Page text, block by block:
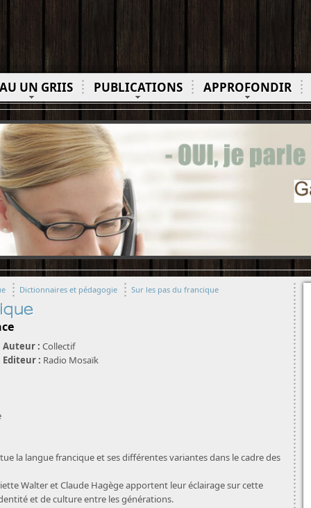
UN GRIIS PUBLICATIONS APPROFONDIR
Dictionnaires et pédagogie Sur les pas du francique
Auteur : Collectif
Editeur : Radio Mosaïk
la langue francique et ses différentes variantes dans le cadre des
Walter et Claude Hagège apportent leur éclairage sur cette
et de culture entre les générations.